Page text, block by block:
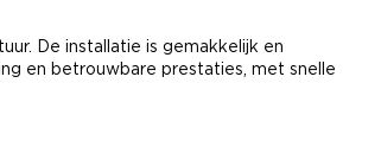
De installatie is gemakkelijk en
en betrouwbare prestaties, met snelle